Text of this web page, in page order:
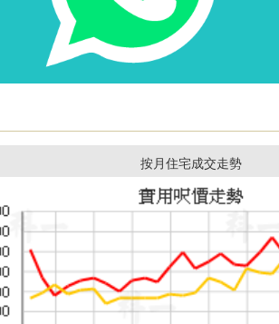
按月住宅成交走勢